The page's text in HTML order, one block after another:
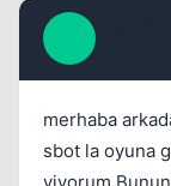
merhaba
sbot la oyuna